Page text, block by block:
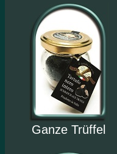
Ganze Trüffel